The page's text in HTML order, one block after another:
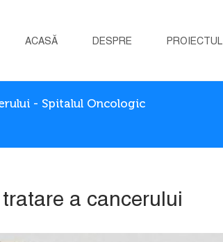
ACASĂ DESPRE PROIECTUL
- Spitalul Oncologic
tratare a cancerului